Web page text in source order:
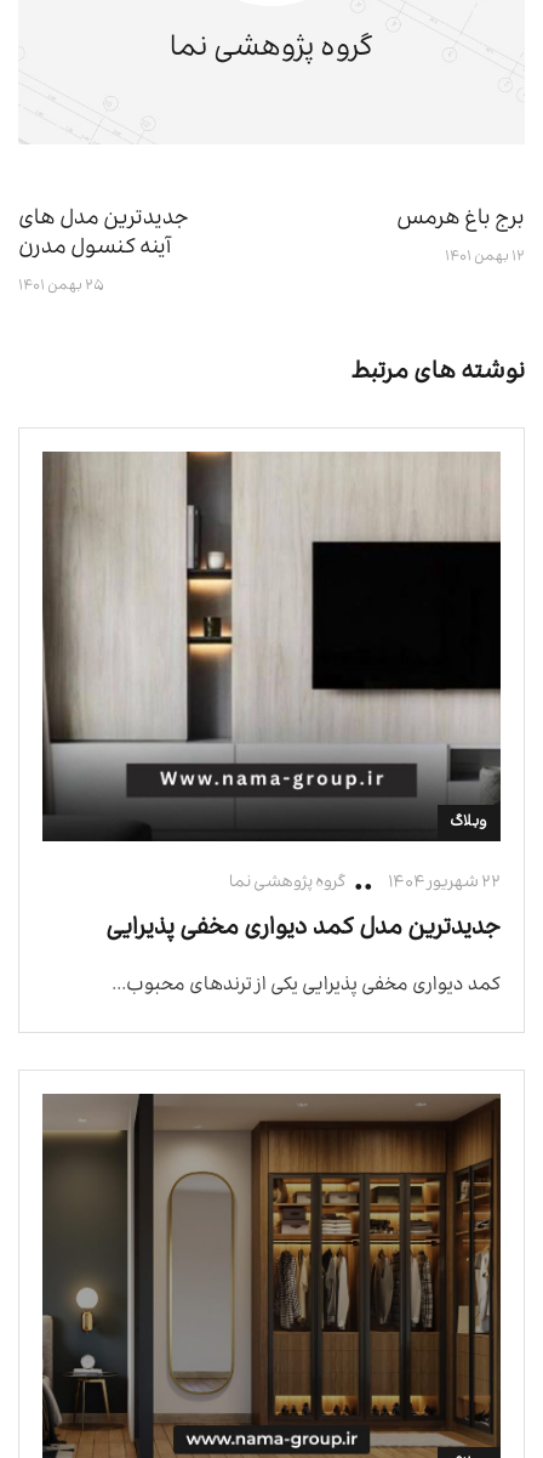
گروه پژوهشی نما
برج باغ هرمس
۱۲ بهمن ۱۴۰۱
جدیدترین مدل های
آینه کنسول مدرن
۲۵ بهمن ۱۴۰۱
نوشته های مرتبط
وبلاگ
۲۲ شهریور ۱۴۰۴ گروه پژوهشی نما
جدیدترین مدل کمد دیواری مخفی پذیرایی
کمد دیواری مخفی پذیرایی یکی از ترندهای محبوب...